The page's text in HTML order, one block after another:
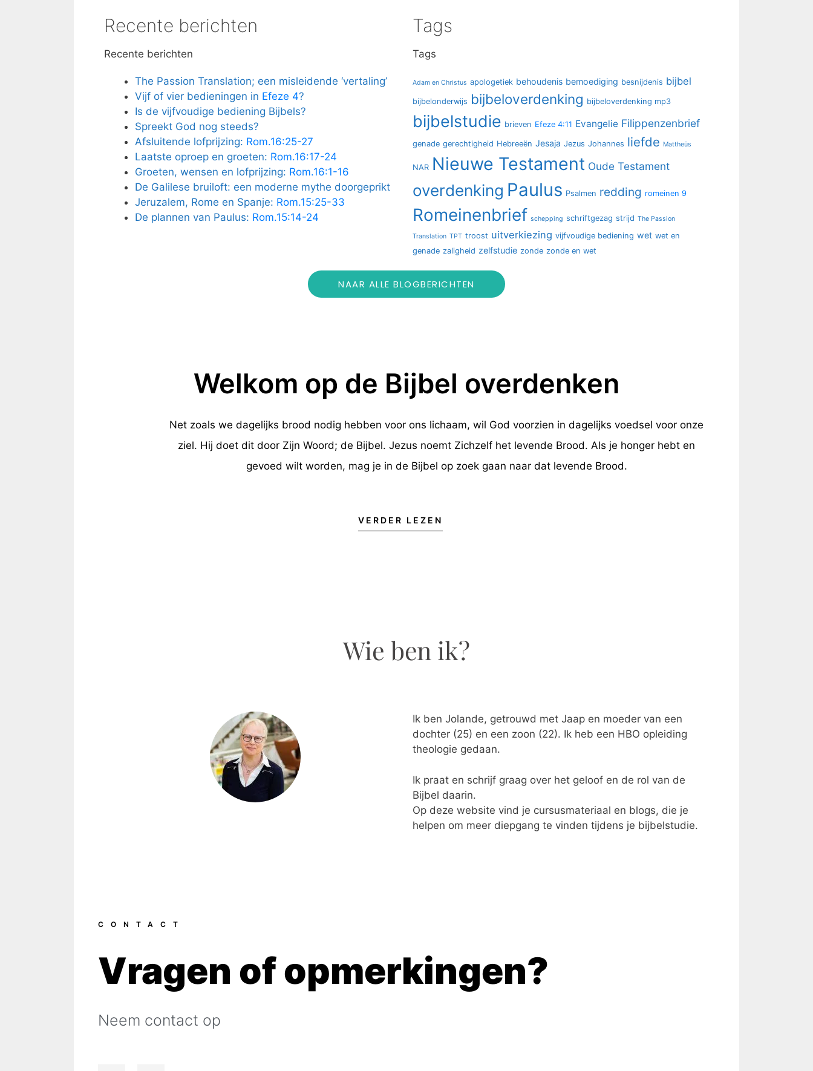
Recente berichten
Recente berichten
The Passion Translation; een misleidende ‘vertaling’
Vijf of vier bedieningen in Efeze 4?
Is de vijfvoudige bediening Bijbels?
Spreekt God nog steeds?
Afsluitende lofprijzing: Rom.16:25-27
Laatste oproep en groeten: Rom.16:17-24
Groeten, wensen en lofprijzing: Rom.16:1-16
De Galilese bruiloft: een moderne mythe doorgeprikt
Jeruzalem, Rome en Spanje: Rom.15:25-33
De plannen van Paulus: Rom.15:14-24
Tags
Tags
Adam en Christus apologetiek behoudenis bemoediging besnijdenis bijbel
bijbelonderwijs bijbeloverdenking bijbeloverdenking mp3
bijbelstudie brieven Efeze 4:11 Evangelie Filippenzenbrief
genade gerechtigheid Hebreeën Jesaja Jezus Johannes liefde Mattheüs
NAR Nieuwe Testament Oude Testament
overdenking Paulus Psalmen redding romeinen 9
Romeinenbrief schepping schriftgezag strijd The Passion
Translation TPT troost uitverkiezing vijfvoudige bediening wet wet en
genade zaligheid zelfstudie zonde zonde en wet
NAAR ALLE BLOGBERICHTEN
Welkom op de Bijbel overdenken
Net zoals we dagelijks brood nodig hebben voor ons lichaam, wil God voorzien in dagelijks voedsel voor onze
ziel. Hij doet dit door Zijn Woord; de Bijbel. Jezus noemt Zichzelf het levende Brood. Als je honger hebt en
gevoed wilt worden, mag je in de Bijbel op zoek gaan naar dat levende Brood.
VERDER LEZEN
Wie ben ik?
Ik ben Jolande, getrouwd met Jaap en moeder van een
dochter (25) en een zoon (22). Ik heb een HBO opleiding
theologie gedaan.
Ik praat en schrijf graag over het geloof en de rol van de
Bijbel daarin.
Op deze website vind je cursusmateriaal en blogs, die je
helpen om meer diepgang te vinden tijdens je bijbelstudie.
CONTACT
Vragen of opmerkingen?
Neem contact op